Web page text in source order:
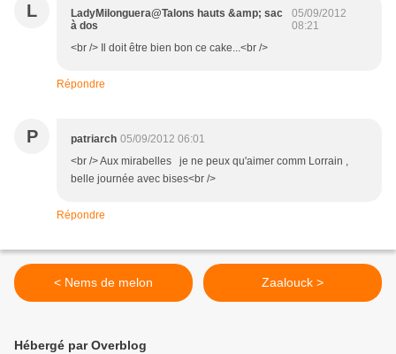
L
LadyMilonguera@Talons hauts &amp; sac
à dos
05/09/2012
08:21
<br /> Il doit être bien bon ce cake...<br />
Répondre
P patriarch 05/09/2012 06:01
<br /> Aux mirabelles je ne peux qu'aimer comm Lorrain ,
belle journée avec bises<br />
Répondre
< Nems de melon Zaalouck >
Hébergé par Overblog